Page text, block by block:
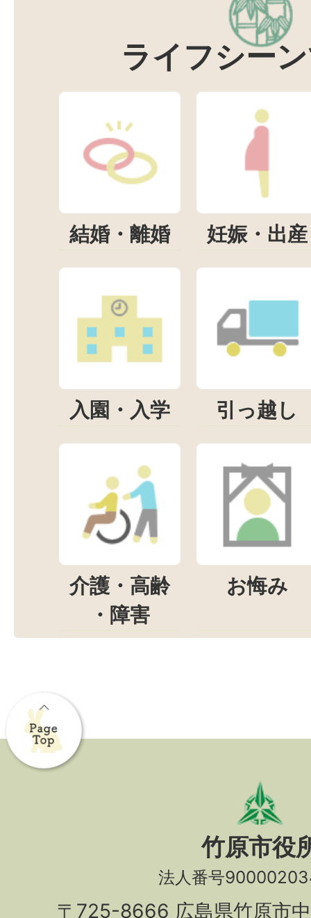
ライフシー
結婚・離婚 妊娠・出産
入園・入学 引っ越し
介護・高齢
・障害
お悔み
竹原市役
法人番号
〒725-8666 広島県竹原市